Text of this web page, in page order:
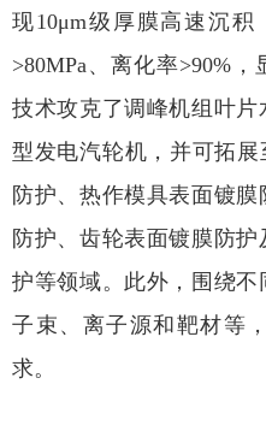
现10μm级厚膜高速沉积
>80MPa 、离化率>90%，
技术攻克了调峰机组叶
型发电汽轮机，并可拓展
防护、热作模具表面镀
防护、齿轮表面镀膜防
护等领域。此外，围绕
子束、离子源和靶材等
求。